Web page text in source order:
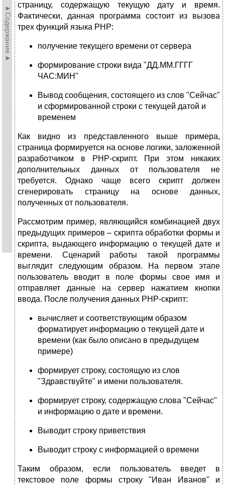
►Содержание►
страницу, содержащую текущую дату и время.
Фактически, данная программа состоит из вызова
трех функций языка PHP:
получение текущего времени от сервера
формирование строки вида "ДД.ММ.ГГГГ
ЧАС:МИН"
Вывод сообщения, состоящего из слов "Сейчас"
и сформированной строки с текущей датой и
временем
Как видно из представленного выше примера,
страница формируется на основе логики, заложенной
разработчиком в PHP-скрипт. При этом никаких
дополнительных данных от пользователя не
требуется. Однако чаще всего скрипт должен
сгенерировать страницу на основе данных,
полученных от пользователя.
Рассмотрим пример, являющийся комбинацией двух
предыдущих примеров – скрипта обработки формы и
скрипта, выдающего информацию о текущей дате и
времени. Сценарий работы такой программы
выглядит следующим образом. На первом этапе
пользователь вводит в поле формы свое имя и
отправляет данные на сервер нажатием кнопки
ввода. После получения данных PHP-скрипт:
вычисляет и соответствующим образом
форматирует информацию о текущей дате и
времени (как было описано в предыдущем
примере)
формирует строку, состоящую из слов
"Здравствуйте" и имени пользователя.
формирует строку, содержащую слова "Сейчас"
и информацию о дате и времени.
Выводит строку приветствия
Выводит строку с информацией о времени
Таким образом, если пользователь введет в
текстовое поле формы строку "Иван Иванов" и